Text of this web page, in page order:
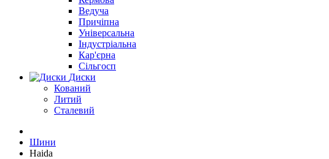
Ведуча
Причіпна
Універсальна
Індустріальна
Кар'єрна
Сільгосп
Диски
Кований
Литий
Сталевий
Шини
Haida